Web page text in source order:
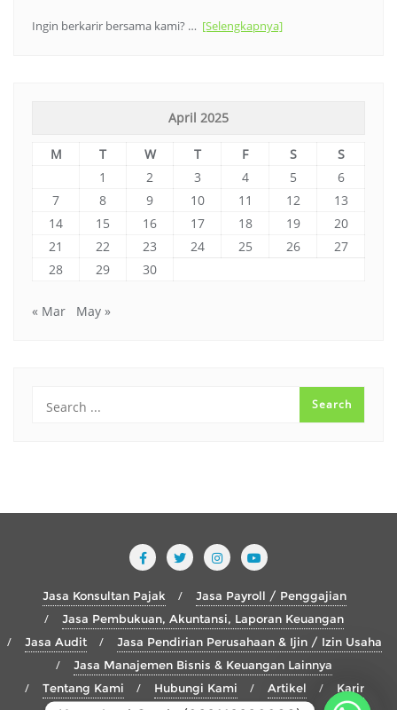
Ingin berkarir bersama kami? … [Selengkapnya]
April 2025
M T W T F S
S
1
2 3 4 5
6
7
8 9 10 11 12
13
14
15 16 17 18 19
20
21
22 23 24 25 26
27
28
29 30
« Mar May »
Jasa Konsultan Pajak
Jasa Payroll / Penggajian
Jasa Pembukuan, Akuntansi, Laporan Keuangan
Jasa Audit
Jasa Pendirian Perusahaan & Ijin / Izin Usaha
Jasa Manajemen Bisnis & Keuangan Lainnya
Tentang Kami
Hubungi Kami Artikel Karir